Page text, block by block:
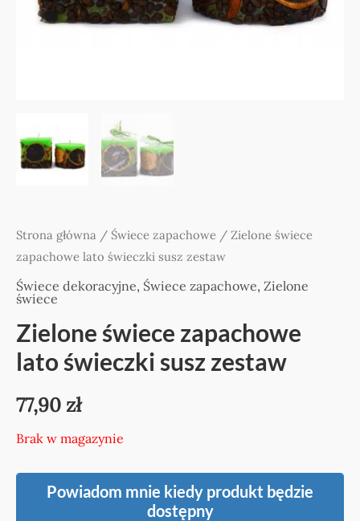
Strona główna / Świece zapachowe / Zielone świece
zapachowe lato świeczki susz zestaw
Świece dekoracyjne, Świece zapachowe, Zielone
świece
Zielone świece zapachowe
lato świeczki susz zestaw
77,90 zł
Brak w magazynie
Powiadom mnie kiedy produkt będzie
dostępny